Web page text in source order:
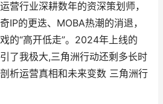
营行业深耕数年的资深策划师，
IP的更迭、MOBA热潮的消退，
的“高开低走”。2024年上线的
了我极大,三角洲行动还剩多长时
析运营真相和未来变数 三角洲行